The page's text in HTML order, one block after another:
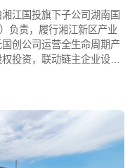
江国投旗下子公司湖南国
负责，履行湘江新区产业
创公司运营全生命周期产
投资，联动链主企业设立
质升级。